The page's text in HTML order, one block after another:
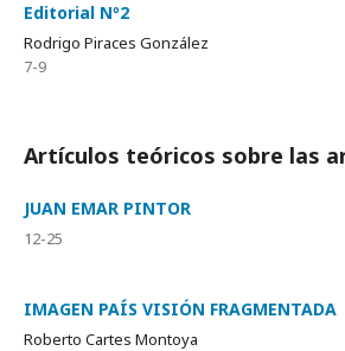
Editorial Nº2
Rodrigo Piraces González
7-9
Artículos teóricos sobre las
JUAN EMAR PINTOR
12-25
IMAGEN PAÍS VISIÓN FRAGMENTADA
Roberto Cartes Montoya